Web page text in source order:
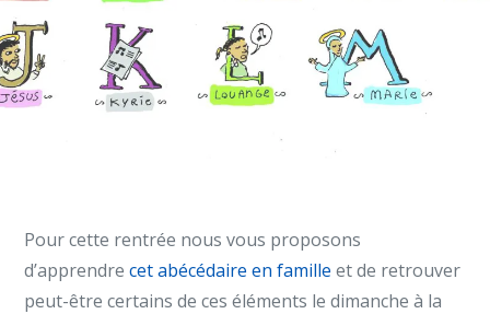
Pour cette rentrée nous vous proposons
d’apprendrecet abécédaire en famille et de retrouver
peut-être certains de ces éléments le dimanche à la